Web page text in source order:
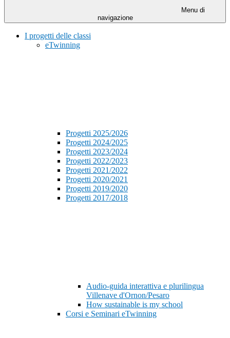
Menu di
navigazione
I progetti delle classi
eTwinning
Progetti 2025/2026
Progetti 2024/2025
Progetti 2023/2024
Progetti 2022/2023
Progetti 2021/2022
Progetti 2020/2021
Progetti 2019/2020
Progetti 2017/2018
Audio-guida interattiva e plurilingua
Villenave d'Ornon/Pesaro
How sustainable is my school
Corsi e Seminari eTwinning